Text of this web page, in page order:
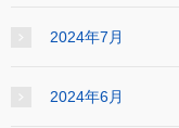
2024年7月
2024年6月